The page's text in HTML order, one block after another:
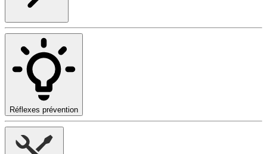
Réflexes prévention